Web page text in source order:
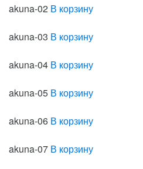
akuna-02 В корзину
akuna-03 В корзину
akuna-04 В корзину
akuna-05 В корзину
akuna-06 В корзину
akuna-07 В корзину